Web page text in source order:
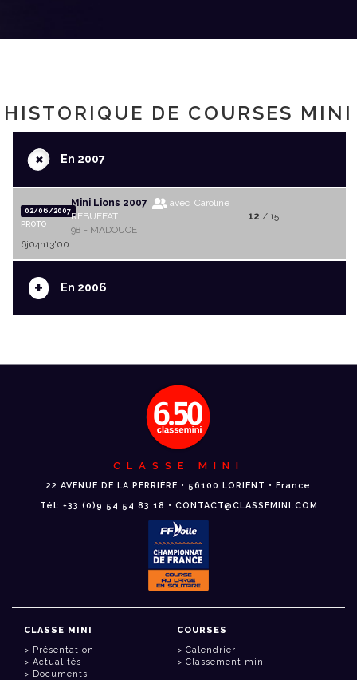
HISTORIQUE DE COURSES MINI
+En 2007
02/06/2007
PROTO
Mini Lions 2007
avec Caroline
REBUFFAT
98 - MADOUCE
12 / 15
6j04h13'00
+ En 2006
CLASSE MINI
22 AVENUE DE LA PERRIÈRE • 56100 LORIENT • France
Tél: +33 (0)9 54 54 83 18 • CONTACT@CLASSEMINI.COM
CLASSE MINI
Présentation
Actualités
Documents
COURSES
Calendrier
Classement mini